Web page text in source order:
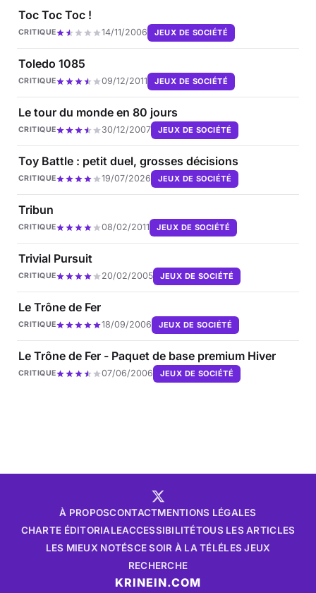
Toc Toc Toc !
CRITIQUE 14/11/2006 JEUX DE SOCIÉTÉ
Toledo 1085
CRITIQUE 09/12/2011 JEUX DE SOCIÉTÉ
Le tour du monde en 80 jours
CRITIQUE 30/12/2007 JEUX DE SOCIÉTÉ
Toy Battle : petit duel, grosses décisions
CRITIQUE 19/07/2026 JEUX DE SOCIÉTÉ
Tribun
CRITIQUE 08/02/2011 JEUX DE SOCIÉTÉ
Trivial Pursuit
CRITIQUE 20/02/2005 JEUX DE SOCIÉTÉ
Le Trône de Fer
CRITIQUE 18/09/2006 JEUX DE SOCIÉTÉ
Le Trône de Fer - Paquet de base premium Hiver
CRITIQUE 07/06/2006 JEUX DE SOCIÉTÉ
À PROPOSCONTACTMENTIONS LÉGALES
CHARTE ÉDITORIALEACCESSIBILITÉTOUS LES ARTICLES
LES MIEUX NOTÉSCE SOIR À LA TÉLÉLES JEUX
RECHERCHE
KRINEIN.COM